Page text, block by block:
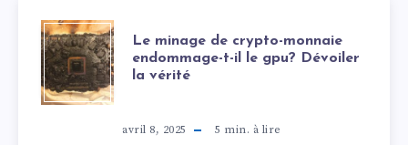
Le minage de crypto-monnaie
endommage-t-il le gpu? Dévoiler
la vérité
avril 8, 2025 5 min. à lire